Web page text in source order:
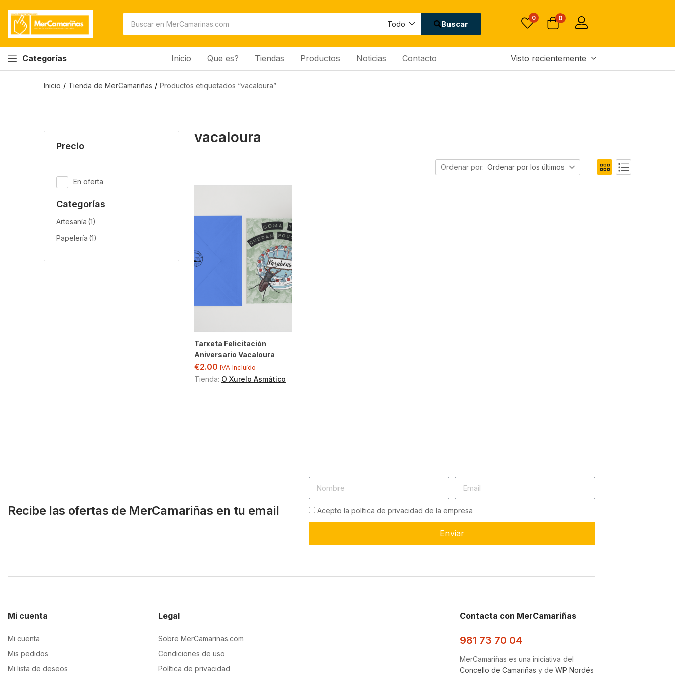
Todo Buscar
0 0
Categorías Inicio Que es? Tiendas Productos Noticias Contacto Visto recientemente
Inicio Tienda de MerCamariñas Productos etiquetados “vacaloura”
Precio
En oferta
Categorías
Artesanía (1)
Papelería (1)
vacaloura
Ordenar por: Ordenar por los últimos
Tarxeta Felicitación
Aniversario Vacaloura
€2.00 IVA Incluído
Tienda: O Xurelo Asmático
Recibe las ofertas de MerCamariñas en tu email Acepto la política de privacidad de la empresa
Enviar
Mi cuenta
Mi cuenta
Mis pedidos
Mi lista de deseos
Legal
Sobre MerCamarinas.com
Condiciones de uso
Política de privacidad
Contacta con MerCamariñas
981 73 70 04
MerCamariñas es una iniciativa del
Concello de Camariñas y de WP Nordés